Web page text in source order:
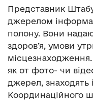
Представник
джерелом
полону. Вони
здоров’я, умови
місцезнаходження.
як от фото- чи
джерел, знаходять
Координаційного